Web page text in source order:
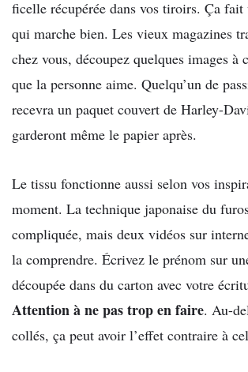
ficelle récupérée dans vos tiroirs. Ça
qui marche bien. Les vieux magazines
chez vous, découpez quelques images à
que la personne aime. Quelqu’un de
recevra un paquet couvert de Harley-
garderont même le papier après.
Le tissu fonctionne aussi selon vos
moment. La technique japonaise du
compliquée, mais deux vidéos sur
la comprendre. Écrivez le prénom sur
découpée dans du carton avec votre
Attention à ne pas trop en faire. Au-
collés, ça peut avoir l’effet contraire à